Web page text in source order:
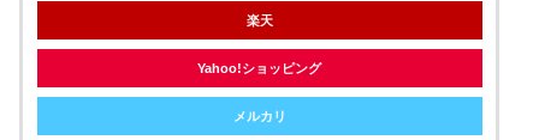
楽天
Yahoo!ショッピング
メルカリ